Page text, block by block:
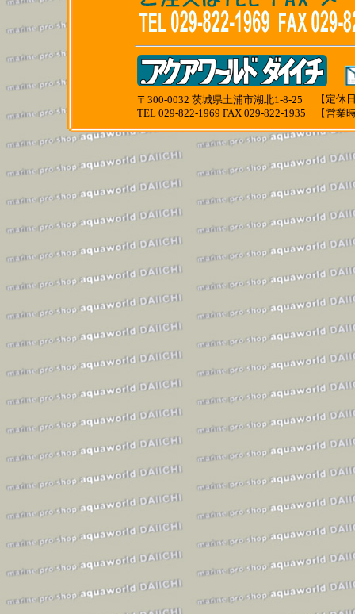
〒300-0032 茨城県土浦市湖北1-8-25
TEL 029-822-1969 FAX 029-822-1935
【定休
【営業